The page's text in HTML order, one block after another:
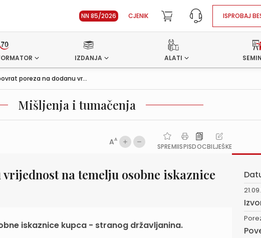
NN 85/2026 CJENIK ISPROBAJ
IZDANJA ALATI
poreza na dodanu vr...
Mišljenja i tumačenja
AA
SPREMIISPISDOCBILJEŠKE
na temelju osobne iskaznice
iskaznice kupca - stranog državljanina.